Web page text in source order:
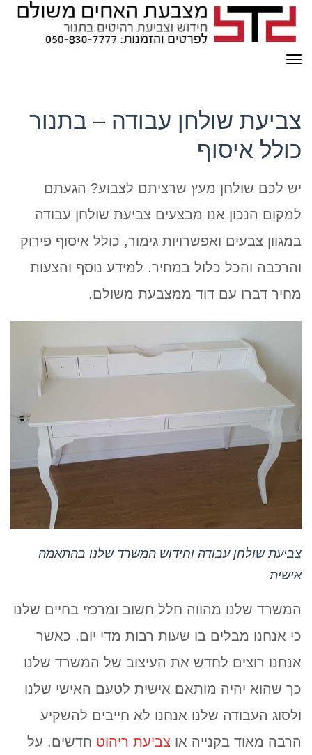
תפריט
צביעת שולחן עבודה – בתנור
כולל איסוף
יש לכם שולחן מעץ שרציתם לצבוע? הגעתם
למקום הנכון אנו מבצעים צביעת שולחן עבודה
במגוון צבעים ואפשרויות גימור, כולל איסוף פירוק
והרכבה והכל כלול במחיר. למידע נוסף והצעות
מחיר דברו עם דוד ממצבעת משולם.
צביעת שולחן עבודה וחידוש המשרד שלנו בהתאמה
אישית
המשרד שלנו מהווה חלל חשוב ומרכזי בחיים שלנו
כי אנחנו מבלים בו שעות רבות מדי יום. כאשר
אנחנו רוצים לחדש את העיצוב של המשרד שלנו
כך שהוא יהיה מותאם אישית לטעם האישי שלנו
ולסוג העבודה שלנו אנחנו לא חייבים להשקיע
הרבה מאוד בקנייה או צביעת ריהוט חדשים. על